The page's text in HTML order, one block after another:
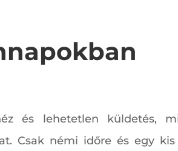
és lehetetlen küldetés,
Csak némi időre és egy